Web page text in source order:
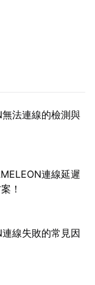
法連線的檢測與
連線延遲
！
線失敗的常見因